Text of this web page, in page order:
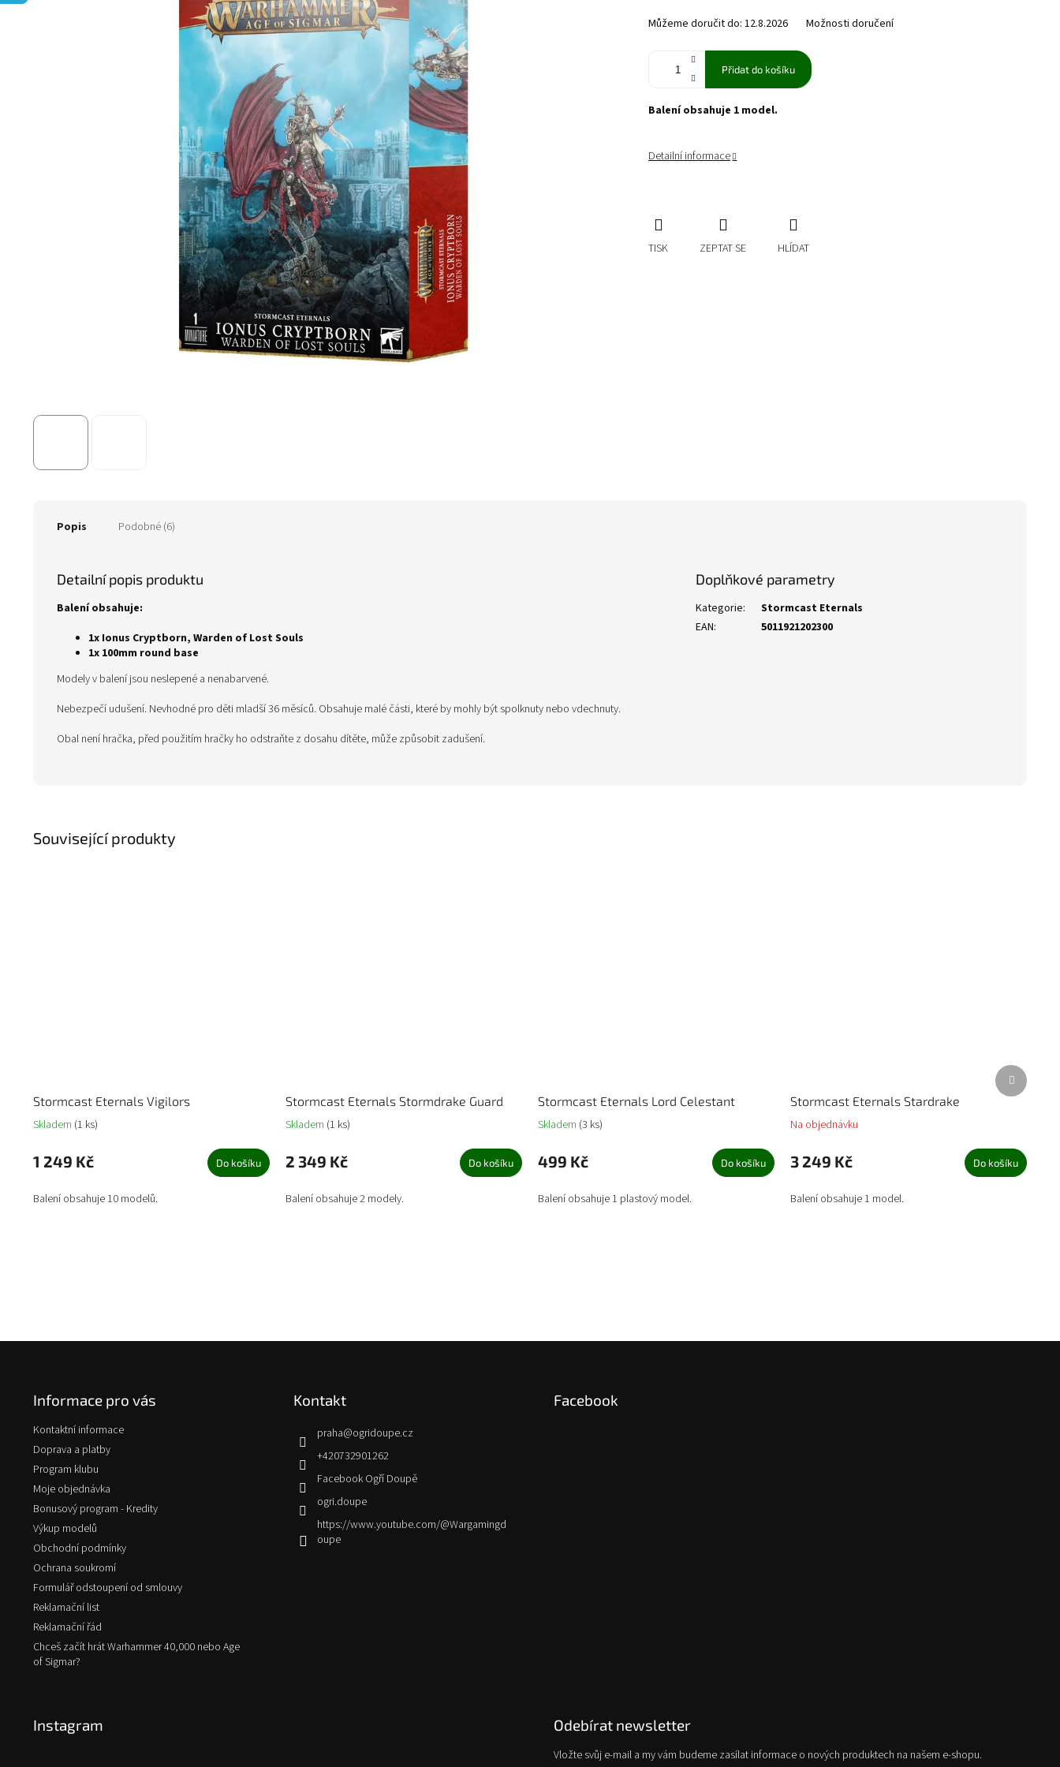
Můžeme doručit do: 12.8.2026 Možnosti doručení
Přidat do košíku
Balení obsahuje 1 model.
Detailní informace
TISK ZEPTAT SE HLÍDAT
Související produkty
Stormcast Eternals Vigilors
Skladem (1 ks)
1 249 Kč Do košíku
Balení obsahuje 10 modelů.
Stormcast Eternals Stormdrake Guard
Skladem (1 ks)
2 349 Kč Do košíku
Balení obsahuje 2 modely.
Stormcast Eternals Lord Celestant
Skladem (3 ks)
499 Kč Do košíku
Balení obsahuje 1 plastový model.
Stormcast Eternals Stardrake
Na objednávku
3 249 Kč Do košíku
Balení obsahuje 1 model.
Další
produkt
Popis Podobné (6)
Detailní popis produktu
Balení obsahuje:
1x Ionus Cryptborn, Warden of Lost Souls
1x 100mm round base
Modely v balení jsou neslepené a nenabarvené.
Nebezpečí udušení. Nevhodné pro děti mladší 36 měsíců. Obsahuje malé části, které by mohly být spolknuty nebo vdechnuty.
Obal není hračka, před použitím hračky ho odstraňte z dosahu dítěte, může způsobit zadušení.
Doplňkové parametry
Kategorie:
Stormcast Eternals
EAN: 5011921202300
Informace pro vás
Kontaktní informace
Doprava a platby
Program klubu
Moje objednávka
Bonusový program - Kredity
Výkup modelů
Obchodní podmínky
Ochrana soukromí
Formulář odstoupení od smlouvy
Reklamační list
Reklamační řád
Chceš začít hrát Warhammer 40,000 nebo Age
of Sigmar?
Kontakt
praha@ogridoupe.cz
+420732901262
Facebook Ogří Doupě
ogri.doupe
https://www.youtube.com/@Wargamingd
oupe
Facebook
Instagram Odebírat newsletter
Vložte svůj e-mail a my vám budeme zasílat informace o nových produktech na našem e-shopu.